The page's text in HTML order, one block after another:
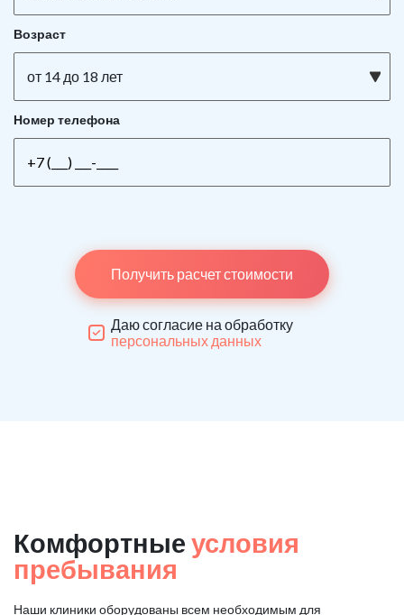
Возраст
от 14 до 18 лет
Номер телефона
Получить расчет стоимости
Даю согласие на обработку
персональных данных
Комфортные условия
пребывания
Наши клиники оборудованы всем необходимым для